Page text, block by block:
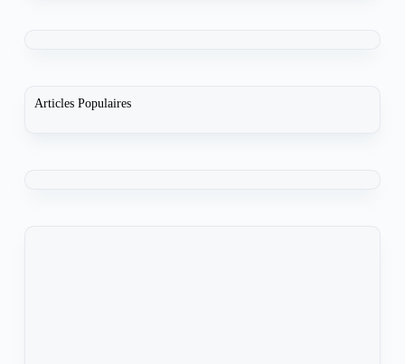
Articles Populaires